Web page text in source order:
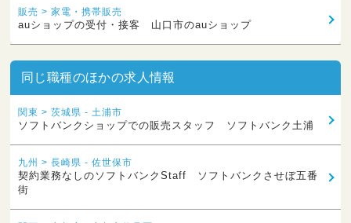
販売 > 家電・携帯販売
auショップの受付・接客 山口市のauショップ
同じ職種のほかの求人情報
関東 > 茨城県 - 土浦市
ソフトバンクショップでの販売スタッフ ソフトバンク土浦
九州 > 長崎県 - 佐世保市
契約業務なしのソフトバンクStaff ソフトバンクさせぼ五番
街